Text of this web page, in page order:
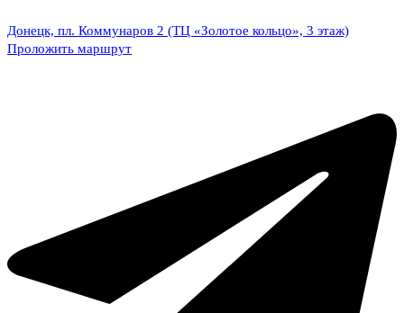
Донецк, пл. Коммунаров 2 (ТЦ «Золотое кольцо», 3 этаж)
Проложить маршрут